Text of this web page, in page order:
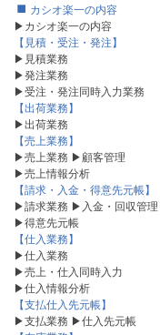
カシオ楽一の内容
▶カシオ楽一の内容
【見積・受注・発注】
▶見積業務
▶発注業務
▶受注・発注同時入力業務
【出荷業務】
▶出荷業務
【売上業務】
▶売上業務 ▶顧客管理
▶売上情報分析
【請求・入金・得意先元帳】
▶請求業務 ▶入金・回収管理
▶得意先元帳
【仕入業務】
▶仕入業務
▶売上・仕入同時入力
▶仕入情報分析
【支払仕入先元帳】
▶支払業務 ▶仕入先元帳